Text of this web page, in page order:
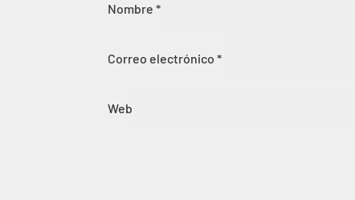
Nombre*
Correo electrónico*
Web